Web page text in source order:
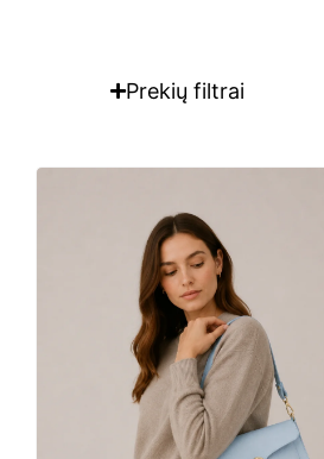
Prekių filtrai